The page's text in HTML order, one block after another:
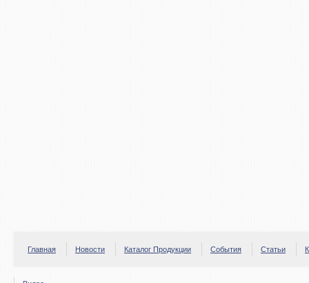
Главная Новости Каталог Продукции События Статьи